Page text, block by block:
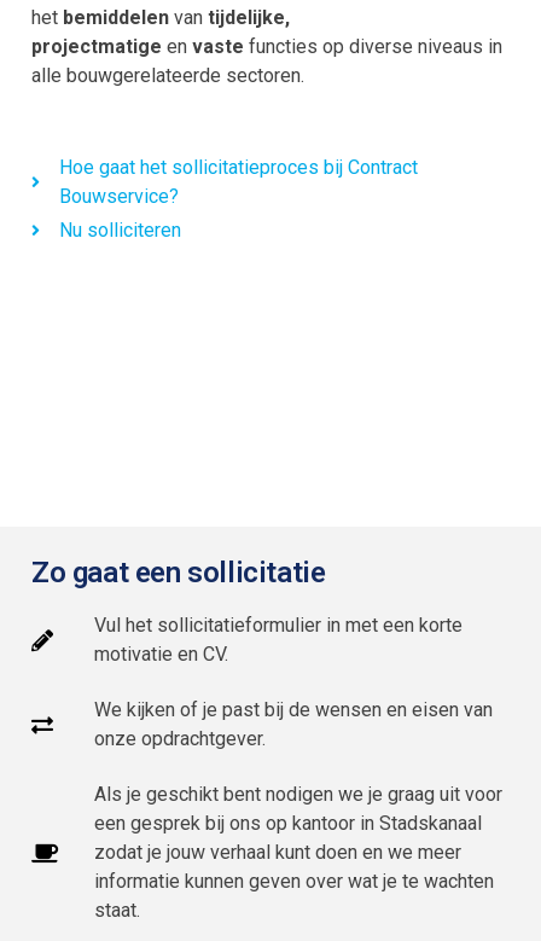
het bemiddelen van tijdelijke,
projectmatige en vaste functies op diverse niveaus in
alle bouwgerelateerde sectoren.
Hoe gaat het sollicitatieproces bij Contract
Bouwservice?
Nu solliciteren
Zo gaat een sollicitatie
Vul het sollicitatieformulier in met een korte
motivatie en CV.
We kijken of je past bij de wensen en eisen van
onze opdrachtgever.
Als je geschikt bent nodigen we je graag uit voor
een gesprek bij ons op kantoor in Stadskanaal
zodat je jouw verhaal kunt doen en we meer
informatie kunnen geven over wat je te wachten
staat.